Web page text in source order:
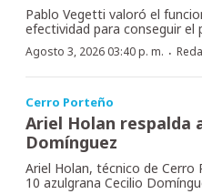
Pablo Vegetti valoró el
efectividad para conseguir el
Agosto 3, 2026 03:40 p. m. ·
Cerro Porteño
Ariel Holan respalda
Domínguez
Ariel Holan, técnico de
10 azulgrana Cecilio